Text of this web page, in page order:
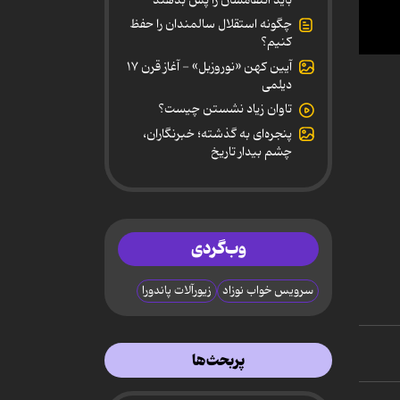
0
چگونه استقلال سالمندان را حفظ
کنیم؟
آیین کهن «نوروزبل» - آغاز قرن ۱۷
دیلمی
تاوان زیاد نشستن چیست؟
پنجره‌ای به گذشته؛ خبرنگاران،
چشم بیدار تاریخ
وب‌گردی
سرویس خواب نوزاد زیورآلات پاندورا
پربحث‌ها